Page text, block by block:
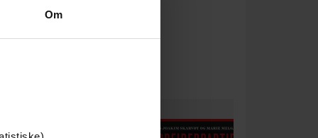
Om